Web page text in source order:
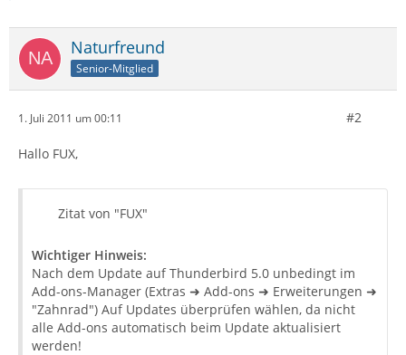
Naturfreund
Senior-Mitglied
1. Juli 2011 um 00:11 #2
Hallo FUX,
Zitat von "FUX"
Wichtiger Hinweis:
Nach dem Update auf Thunderbird 5.0 unbedingt im
Add-ons-Manager (Extras ➜ Add-ons ➜ Erweiterungen ➜
"Zahnrad") Auf Updates überprüfen wählen, da nicht
alle Add-ons automatisch beim Update aktualisiert
werden!